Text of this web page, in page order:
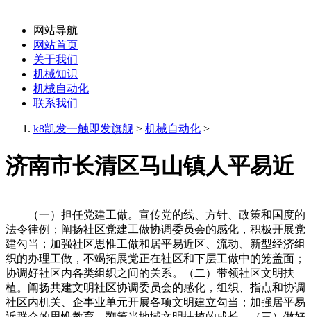
网站导航
网站首页
关于我们
机械知识
机械自动化
联系我们
k8凯发一触即发旗舰 > 机械自动化 >
济南市长清区马山镇人平易近
（一）担任党建工做。宣传党的线、方针、政策和国度的
法令律例；阐扬社区党建工做协调委员会的感化，积极开展党
建勾当；加强社区思惟工做和居平易近区、流动、新型经济组
织的办理工做，不竭拓展党正在社区和下层工做中的笼盖面；
协调好社区内各类组织之间的关系。（二）带领社区文明扶
植。阐扬共建文明社区协调委员会的感化，组织、指点和协调
社区内机关、企事业单元开展各项文明建立勾当；加强居平易